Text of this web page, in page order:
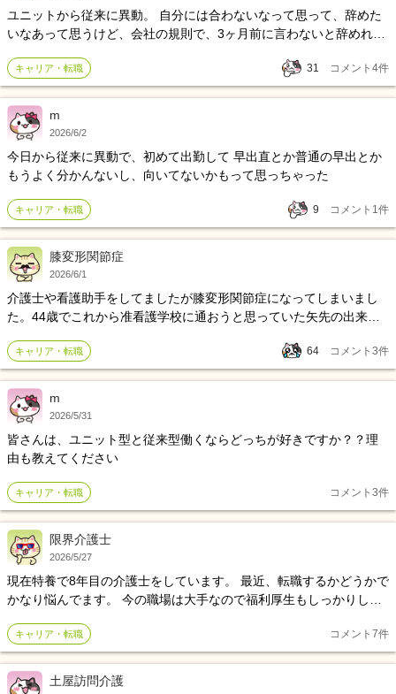
ユニットから従来に異動。 自分には合わないなって思って、辞めた
いなあって思うけど、会社の規則で、3ヶ月前に言わないと辞めれな
週間前に言えば辞めれるってあるけど、実際は無理なんかなあ？？
ボーナスも6末に貰えるけど、そこまで持たへん
キャリア・転職 31 コメント 4件
m
2026/6/2
今日から従来に異動で、初めて出勤して 早出直とか普通の早出とか
もうよく分かんないし、向いてないかもって思っちゃった
キャリア・転職 9 コメント 1件
膝変形関節症
2026/6/1
介護士や看護助手をしてましたが膝変形関節症になってしまいまし
た。44歳でこれから准看護学校に通おうと思っていた矢先の出来事
あり現在離職してますがもうこの業界は辞めた方がいいでしょう
か。准看護師になったらマシになるのかな？と思っても居るのです
が足のことでまた動けなくなったらとか、将来早くから車椅子生活
になるかもと思うと自信をなくしてしまい今は完全にどうしたら良
いか迷ってます。皆さんならどうしますか？全く違う座り業務にし
ますか？
キャリア・転職 64 コメント 3件
m
2026/5/31
皆さんは、ユニット型と従来型働くならどっちが好きですか？？理
由も教えてください
キャリア・転職 コメント 3件
限界介護士
2026/5/27
現在特養で8年目の介護士をしています。 最近、転職するかどうかで
かなり悩んでます。 今の職場は大手なので福利厚生もしっかりして
のかな…」という気持ちもあります。 でもその一方で、夜勤や頻回
コール、暴力対応、人間関係など、精神的にしんどいことも多く
て、最近は「このまま施設介護を続けていけるのかな」と思うこと
キャリア・転職 コメント 7件
土屋訪問介護